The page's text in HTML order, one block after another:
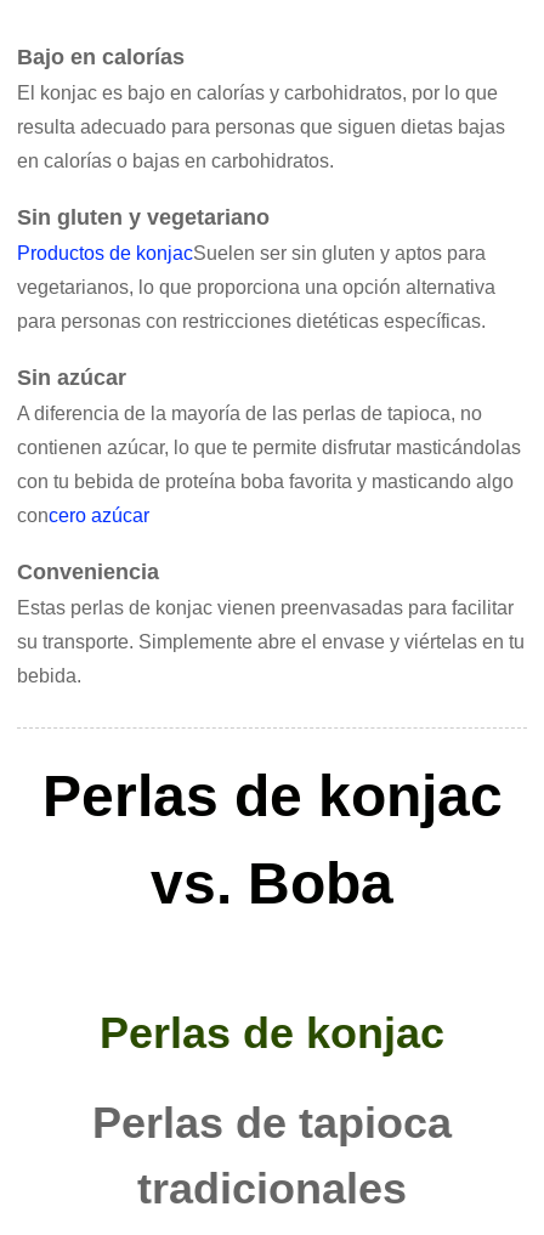
Bajo en calorías
El konjac es bajo en calorías y carbohidratos, por lo que
resulta adecuado para personas que siguen dietas bajas
en calorías o bajas en carbohidratos.
Sin gluten y vegetariano
Productos de konjacSuelen ser sin gluten y aptos para
vegetarianos, lo que proporciona una opción alternativa
para personas con restricciones dietéticas específicas.
Sin azúcar
A diferencia de la mayoría de las perlas de tapioca, no
contienen azúcar, lo que te permite disfrutar masticándolas
con tu bebida de proteína boba favorita y masticando algo
concero azúcar
Conveniencia
Estas perlas de konjac vienen preenvasadas para facilitar
su transporte. Simplemente abre el envase y viértelas en tu
bebida.
Perlas de konjac
vs. Boba
Perlas de konjac
Perlas de tapioca
tradicionales